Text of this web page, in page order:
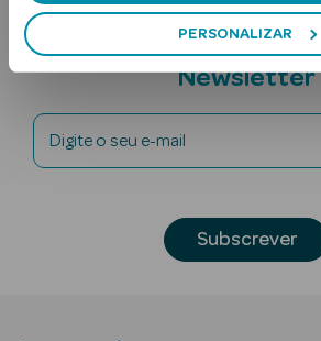
PERSONALIZAR
Subscreva a
Newsletter
Digite o seu e-mail
Subscrever